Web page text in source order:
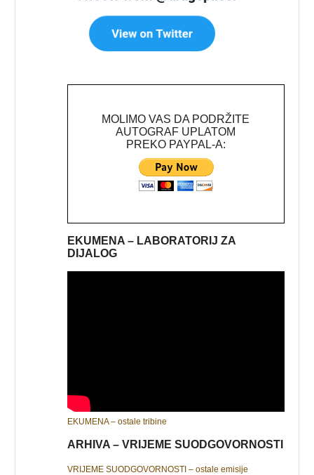
MOLIMO VAS DA PODRŽITE
AUTOGRAF UPLATOM
PREKO PAYPAL-A:
EKUMENA – LABORATORIJ ZA
DIJALOG
EKUMENA – ostale tribine
ARHIVA – VRIJEME SUODGOVORNOSTI
VRIJEME SUODGOVORNOSTI – ostale emisije